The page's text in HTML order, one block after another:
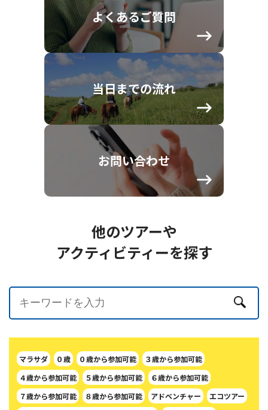
よくあるご質問
当日までの流れ
お問い合わせ
他のツアーや
アクティビティーを探す
マラサダ ０歳 ０歳から参加可能
３歳から参加可能
４歳から参加可能
５歳から参加可能
６歳から参加可能
７歳から参加可能
８歳から参加可能 アドベンチャー
エコツアー